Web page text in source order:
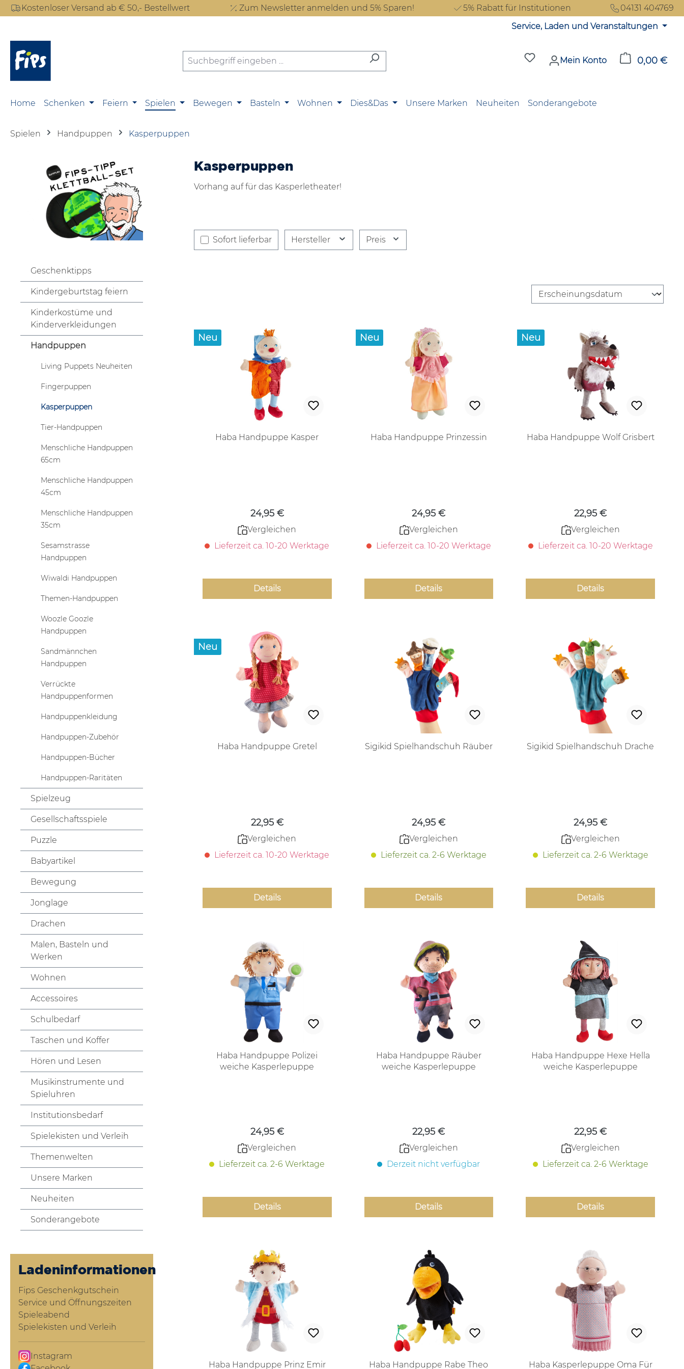
Hauptinhalt springen
Zur Suche springen
Zur Hauptnavigation springen
Kostenloser Versand ab € 50,- Bestellwert Zum Newsletter anmelden und 5% Sparen! 5% Rabatt für Institutionen
04131 404769
Service, Laden und Veranstaltungen
Du hast 0 Produkte auf dem
Mein Konto 0,00 €
Home Schenken Feiern Spielen Bewegen Basteln Wohnen Dies&Das Unsere Marken Neuheiten Sonderangebote
Spielen Handpuppen Kasperpuppen
Geschenktipps
Kindergeburtstag feiern
Kinderkostüme und
Kinderverkleidungen
Handpuppen
Living Puppets Neuheiten
Fingerpuppen
Kasperpuppen
Tier-Handpuppen
Menschliche Handpuppen
65cm
Menschliche Handpuppen
45cm
Menschliche Handpuppen
35cm
Sesamstrasse
Handpuppen
Wiwaldi Handpuppen
Themen-Handpuppen
Woozle Goozle
Handpuppen
Sandmännchen
Handpuppen
Verrückte
Handpuppenformen
Handpuppenkleidung
Handpuppen-Zubehör
Handpuppen-Bücher
Handpuppen-Raritäten
Spielzeug
Gesellschaftsspiele
Puzzle
Babyartikel
Bewegung
Jonglage
Drachen
Malen, Basteln und
Werken
Wohnen
Accessoires
Schulbedarf
Taschen und Koffer
Hören und Lesen
Musikinstrumente und
Spieluhren
Institutionsbedarf
Spielekisten und Verleih
Themenwelten
Unsere Marken
Neuheiten
Sonderangebote
Ladeninformationen
Fips Geschenkgutschein
Service und Öffnungszeiten
Spieleabend
Spielekisten und Verleih
Instagram
Kasperpuppen
Vorhang auf für das Kasperletheater!
Sofort lieferbar Hersteller Preis
Neu
Haba Handpuppe Kasper
24,95 €
Vergleichen
Lieferzeit ca. 10-20 Werktage
Details
Neu
Haba Handpuppe Prinzessin
24,95 €
Vergleichen
Lieferzeit ca. 10-20 Werktage
Details
Neu
Haba Handpuppe Wolf Grisbert
22,95 €
Vergleichen
Lieferzeit ca. 10-20 Werktage
Details
Neu
Haba Handpuppe Gretel
22,95 €
Vergleichen
Lieferzeit ca. 10-20 Werktage
Details
Sigikid Spielhandschuh Räuber
24,95 €
Vergleichen
Lieferzeit ca. 2-6 Werktage
Details
Sigikid Spielhandschuh Drache
24,95 €
Vergleichen
Lieferzeit ca. 2-6 Werktage
Details
Haba Handpuppe Polizei
weiche Kasperlepuppe
24,95 €
Vergleichen
Lieferzeit ca. 2-6 Werktage
Details
Haba Handpuppe Räuber
weiche Kasperlepuppe
22,95 €
Vergleichen
Derzeit nicht verfügbar
Details
Haba Handpuppe Hexe Hella
weiche Kasperlepuppe
22,95 €
Vergleichen
Lieferzeit ca. 2-6 Werktage
Details
Haba Handpuppe Prinz Emir
Haba Handpuppe Rabe Theo
Haba Kasperlepuppe Oma Für